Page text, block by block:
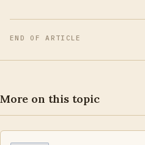
END OF ARTICLE
More on this topic